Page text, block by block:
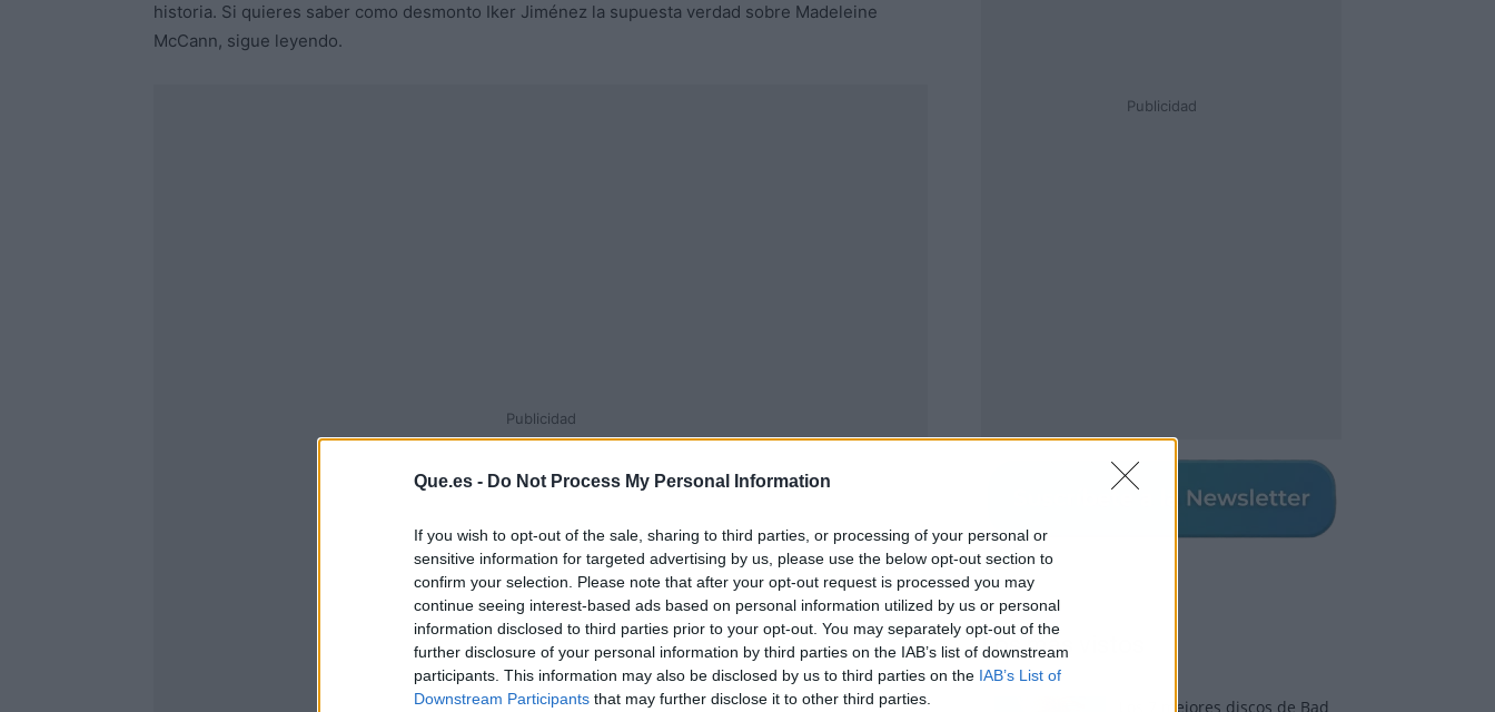
Que.es - Do Not Process My Personal Information
If you wish to opt-out of the sale, sharing to third parties, or processing of your personal or
sensitive information for targeted advertising by us, please use the below opt-out section to
confirm your selection. Please note that after your opt-out request is processed you may
continue seeing interest-based ads based on personal information utilized by us or personal
information disclosed to third parties prior to your opt-out. You may separately opt-out of the
further disclosure of your personal information by third parties on the IAB’s list of downstream
participants. This information may also be disclosed by us to third parties on the IAB’s List of
Downstream Participants that may further disclose it to other third parties.
historia. Si quieres saber como desmonto Iker Jiménez la supuesta verdad sobre Madeleine
McCann, sigue leyendo.
Publicidad
Publicidad
Los más vistos
Los 7 mejores discos de Bad